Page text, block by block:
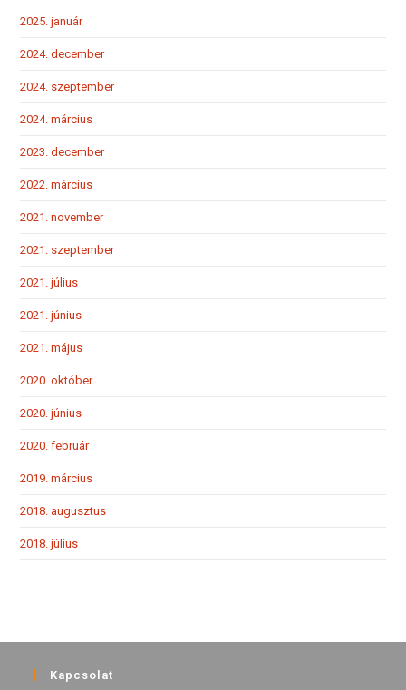
2025. január
2024. december
2024. szeptember
2024. március
2023. december
2022. március
2021. november
2021. szeptember
2021. július
2021. június
2021. május
2020. október
2020. június
2020. február
2019. március
2018. augusztus
2018. július
Kapcsolat